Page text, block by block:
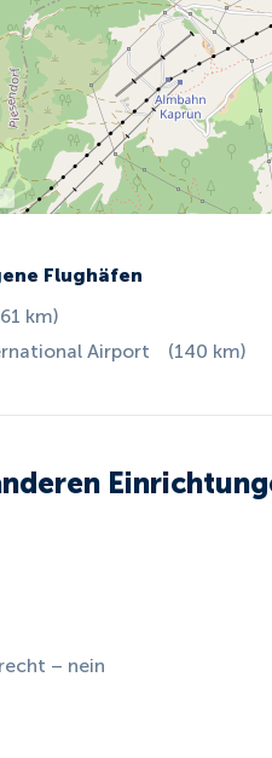
Flughäfen
61 km)
Airport
(140 km)
– nein